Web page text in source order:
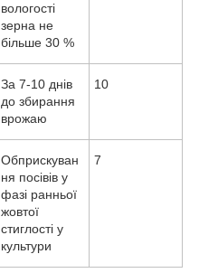
вологості
зерна не
більше 30 %
За 7-10 днів
до збирання
врожаю
10
Обприскуван
ня посівів у
фазі ранньої
жовтої
стиглості у
культури
7